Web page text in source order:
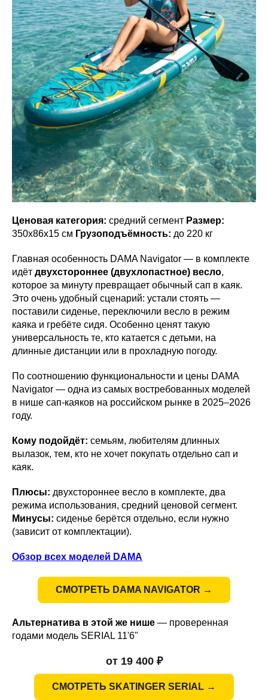
Ценовая категория: средний сегмент Размер:
350х86х15 см Грузоподъёмность: до 220 кг
Главная особенность DAMA Navigator — в комплекте
идёт двухстороннее (двухлопастное) весло,
которое за минуту превращает обычный сап в каяк.
Это очень удобный сценарий: устали стоять —
поставили сиденье, переключили весло в режим
каяка и гребёте сидя. Особенно ценят такую
универсальность те, кто катается с детьми, на
длинные дистанции или в прохладную погоду.
По соотношению функциональности и цены DAMA
Navigator — одна из самых востребованных моделей
в нише сап-каяков на российском рынке в 2025–2026
году.
Кому подойдёт: семьям, любителям длинных
вылазок, тем, кто не хочет покупать отдельно сап и
каяк.
Плюсы: двухстороннее весло в комплекте, два
режима использования, средний ценовой сегмент.
Минусы: сиденье берётся отдельно, если нужно
(зависит от комплектации).
Обзор всех моделей DAMA
СМОТРЕТЬ DAMA NAVIGATOR →
Альтернатива в этой же нише — проверенная
годами модель SERIAL 11'6"
от 19 400 ₽
СМОТРЕТЬ SKATINGER SERIAL →